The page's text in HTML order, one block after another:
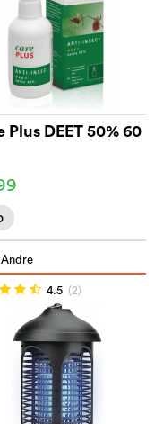
Plus DEET 50% 60
Andre
4.5 (2)